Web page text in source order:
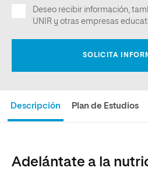
Descripción Plan de Estudios
Adelántate a la